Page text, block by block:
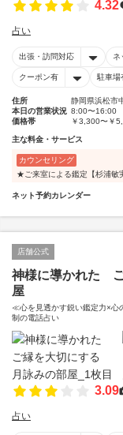
4.32
占い
出張・訪問対応 ネ
クーポン有 駐車場
住所
静岡県浜松市
本日の営業状況 8:00〜16:00
価格帯
￥3,300〜￥
主な料金・サービス
カウンセリング
★ご来室による鑑定【杉浦敏
ネット予約カレンダー
店舗公式
神様に導かれた
屋
≪心を見透かす鋭い鑑定力×心
制の電話占い
3.09
占い